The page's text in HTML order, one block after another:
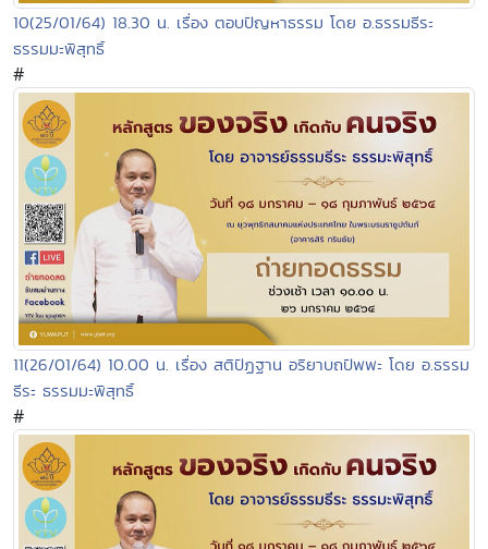
10(25/01/64) 18.30 น. เรื่อง ตอบปัญหาธรรม โดย อ.ธรรมธีระ
ธรรมมะพิสุทธิ์
#
11(26/01/64) 10.00 น. เรื่อง สติปัฏฐาน อริยาบถปัพพะ โดย อ.ธรรม
ธีระ ธรรมมะพิสุทธิ์
#